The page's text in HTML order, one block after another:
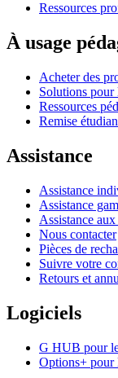
Ressources
À usage
Acheter des
Solutions pour
Ressources
Remise
Assistance
Assistance
Assistance
Assistance
Nous contacter
Pièces de
Suivre votre
Retours et
Logiciels
G HUB pour
Options+ pour